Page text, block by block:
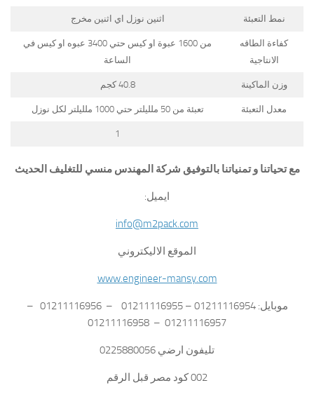
نمط التعبئة اثنين نوزل اي اثنين مخرج
كفاءة الطاقه
الانتاجية
من 1600 عبوة او كيس حتي 3400 عبوه او كيس في
الساعة
وزن الماكينة 40.8 كجم
معدل التعبئة تعبئة من 50 ملليلتر حتي 1000 ملليلتر لكل نوزل
1
مع تحياتنا و تمنياتنا بالتوفيق شركة المهندس منسي للتغليف الحديث
ايميل:
info@m2pack.com
الموقع الاليكتروني
www.engineer-mansy.com
موبايل: 01211116954 – 01211116955 – 01211116956 –
01211116957 – 01211116958
تليفون ارضي 0225880056
002 كود مصر قبل الرقم